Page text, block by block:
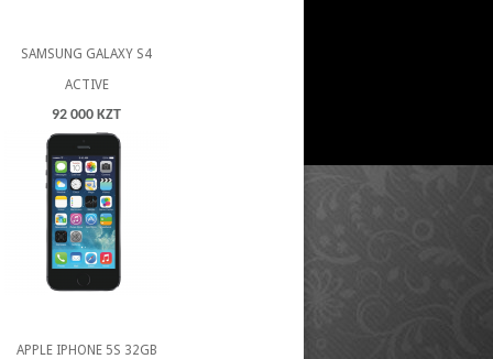
SAMSUNG GALAXY S4
ACTIVE
92 000 KZT
APPLE IPHONE 5S 32GB